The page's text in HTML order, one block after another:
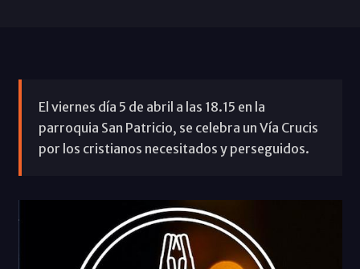
El viernes día 5 de abril a las 18.15 en la
parroquia San Patricio, se celebra un Vía Crucis
por los cristianos necesitados y perseguidos.